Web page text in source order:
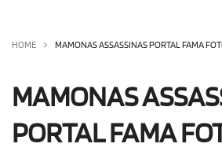
OLHA ISSO! EU
HOME MAMONAS ASSASSINAS PORTAL FAMA
MAMONAS
PORTAL FAMA